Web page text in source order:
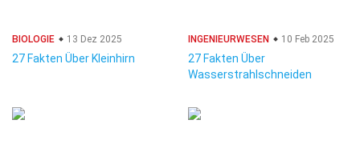
BIOLOGIE 13 Dez 2025
27 Fakten Über Kleinhirn
INGENIEURWESEN 10 Feb 2025
27 Fakten Über
Wasserstrahlschneiden